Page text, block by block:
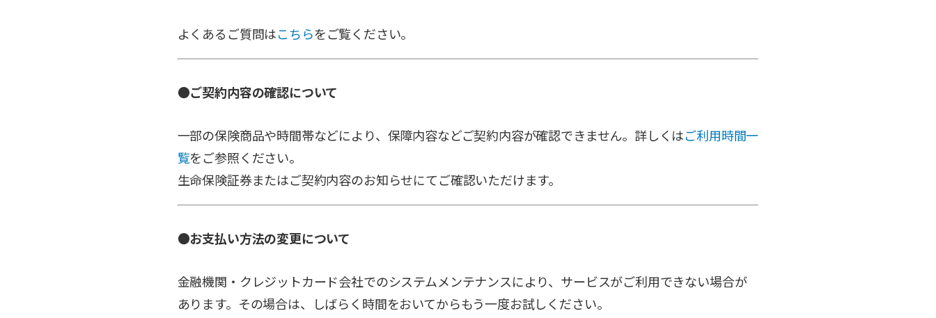
よくあるご質問はこちらをご覧ください。
●ご契約内容の確認について
一部の保険商品や時間帯などにより、保障内容などご契約内容が確認できません。詳しくはご利用時間一
覧をご参照ください。
生命保険証券またはご契約内容のお知らせにてご確認いただけます。
●お支払い方法の変更について
金融機関・クレジットカード会社でのシステムメンテナンスにより、サービスがご利用できない場合が
あります。その場合は、しばらく時間をおいてからもう一度お試しください。